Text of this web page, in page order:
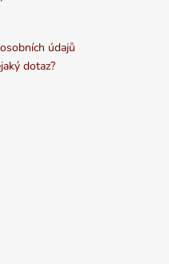
údajů
dotaz?